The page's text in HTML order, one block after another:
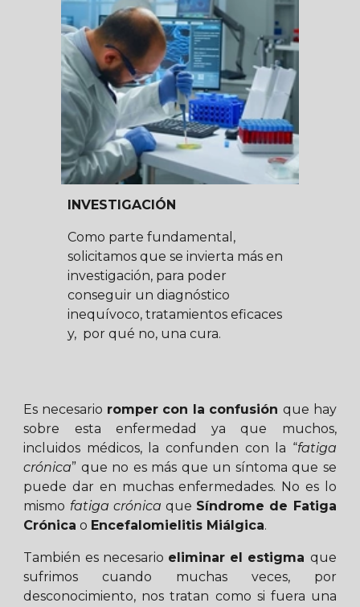
INVESTIGACIÓN
Como parte fundamental,
solicitamos quese invierta más en
investigación, para poder
conseguir un diagnóstico
inequívoco, tratamientos eficaces
y, por qué no, una cura.
Es necesario romper con la confusión que hay
sobre esta enfermedad ya que muchos,
incluidos médicos, la confunden con la “fatiga
crónica” que no es más que un síntoma que se
puede dar en muchas enfermedades. No es lo
mismo fatiga crónica que Síndrome de Fatiga
Crónica o Encefalomielitis Miálgica.
También es necesario eliminar el estigma que
sufrimos cuando muchas veces, por
desconocimiento, nos tratan como si fuera una